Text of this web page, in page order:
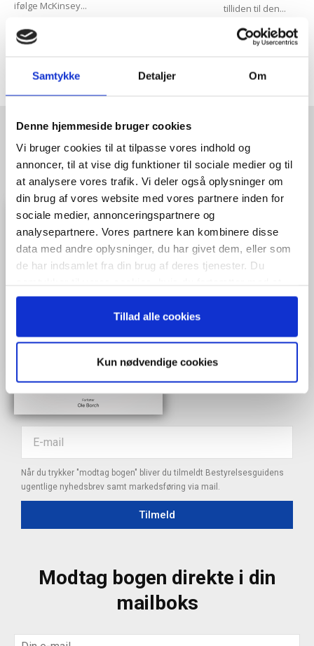
Samtykke Detaljer Om
Denne hjemmeside bruger cookies
Vi bruger cookies til at tilpasse vores indhold og
annoncer, til at vise dig funktioner til sociale medier og til
at analysere vores trafik. Vi deler også oplysninger om
din brug af vores website med vores partnere inden for
sociale medier, annonceringspartnere og
analysepartnere. Vores partnere kan kombinere disse
data med andre oplysninger, du har givet dem, eller som
de har indsamlet fra din brug af deres tjenester. Du
anvende vores hjemmeside.
Tillad alle cookies
Kun nødvendige cookies
ifølge McKinsey...
tilliden til den...
HENT GRATIS E-BOG "SUCCES I
EN DANSK BESTYRELSE"
Når du trykker "modtag bogen" bliver du tilmeldt Bestyrelsesguidens
ugentlige nyhedsbrev samt markedsføring via mail.
Tilmeld
Modtag bogen direkte i din
mailboks